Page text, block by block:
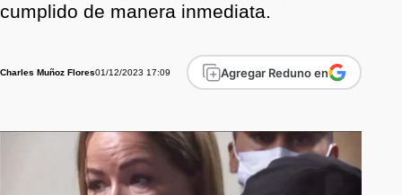
cumplido de manera inmediata.
Charles Muñoz Flores01/12/2023 17:09 Agregar Reduno en